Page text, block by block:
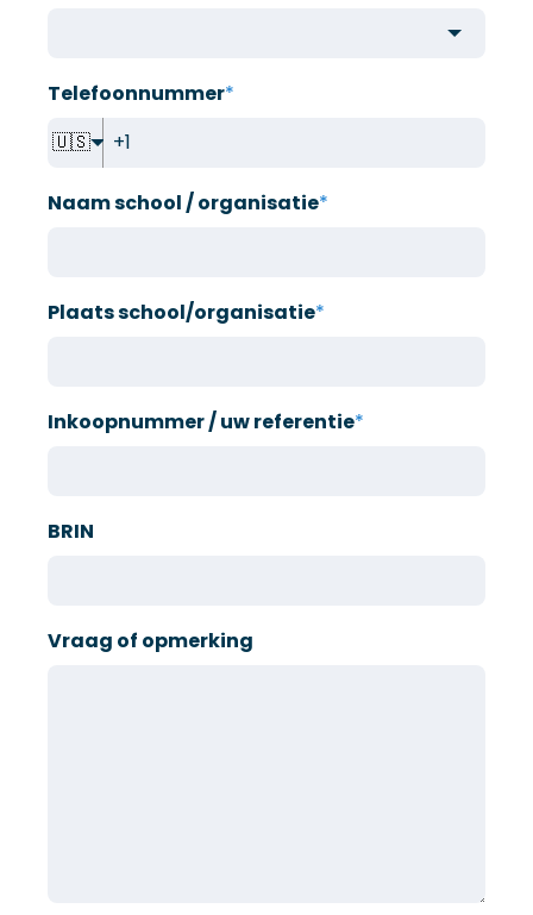
Telefoonnummer*
🇺🇸
Naam school / organisatie*
Plaats school/organisatie*
Inkoopnummer / uw referentie*
BRIN
Vraag of opmerking